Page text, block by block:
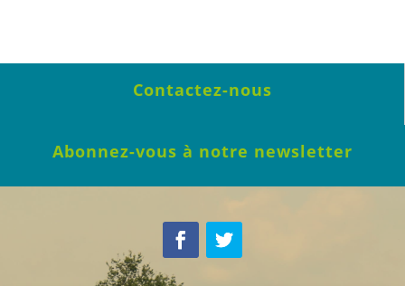
Contactez-nous
Abonnez-vous à notre newsletter